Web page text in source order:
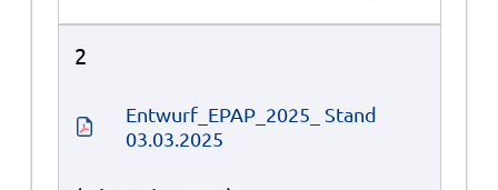
2
Entwurf_EPAP_2025_ Stand
03.03.2025